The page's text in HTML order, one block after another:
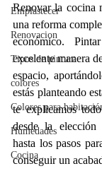
Emplastecer
Renovacion
Tipos de pintura
colores
Colores para
Humedades
Cocina
Renovar la cocina
una reforma
económico.
excelente manera
espacio,
estás planteando
te explicamos
desde la elección
hasta los pasos
conseguir un